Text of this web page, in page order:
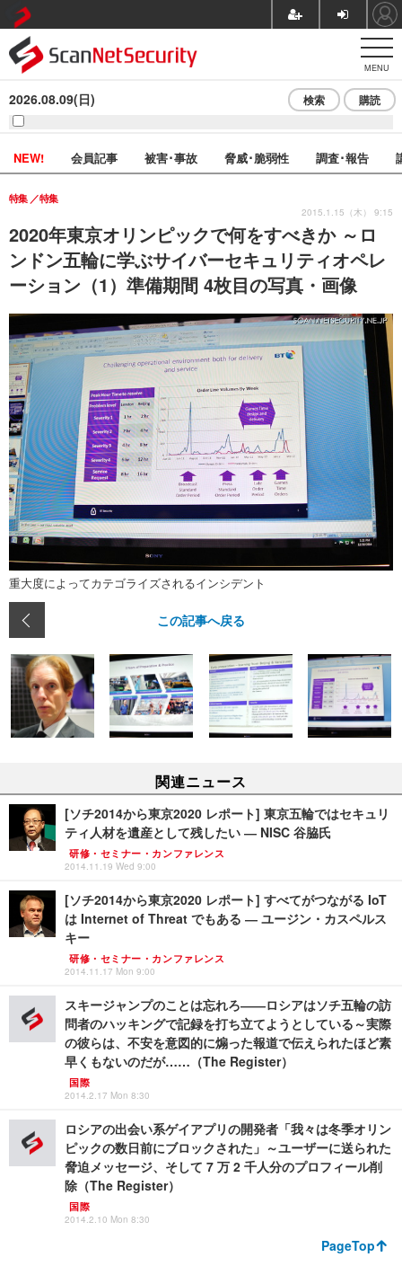
MENU
2026.08.09(日) 検索 購読
NEW! 会員記事 被害･事故 脅威･脆弱性 調査･報告
2020年東京オリンピックで何をすべきか ～ロ
ンドン五輪に学ぶサイバーセキュリティオペレ
ーション（1）準備期間 4枚目の写真・画像
特集 特集
2015.1.15（木） 9:15
重大度によってカテゴライズされるインシデント
この記事へ戻る
関連ニュース
[ソチ2014から東京2020 レポート] 東京五輪ではセキュリ
ティ人材を遺産として残したい ― NISC 谷脇氏
研修・セミナー・カンファレンス
2014.11.19 Wed 9:00
[ソチ2014から東京2020 レポート] すべてがつながる IoT
は Internet of Threat でもある ― ユージン・カスペルス
キー
研修・セミナー・カンファレンス
2014.11.17 Mon 9:00
スキージャンプのことは忘れろ――ロシアはソチ五輪の訪
問者のハッキングで記録を打ち立てようとしている～実際
の彼らは、不安を意図的に煽った報道で伝えられたほど素
早くもないのだが……（The Register）
国際
2014.2.17 Mon 8:30
ロシアの出会い系ゲイアプリの開発者「我々は冬季オリン
ピックの数日前にブロックされた」～ユーザーに送られた
脅迫メッセージ、そして 7 万 2 千人分のプロフィール削
除（The Register）
国際
2014.2.10 Mon 8:30
PageTop